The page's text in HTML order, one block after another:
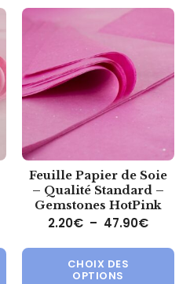
de prix : 1.70€ à 26.90€
Ce produit a plusieurs
Feuille Papier de Soie
– Qualité Standard –
Gemstones HotPink
2.20€ – 47.90€Plage
CHOIX DES
OPTIONS